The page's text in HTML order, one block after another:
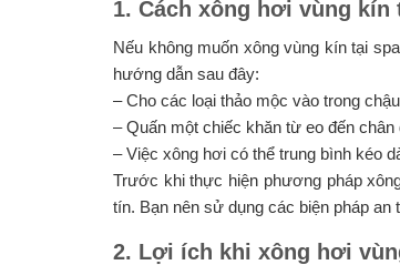
1. Cách xông hơi vùng kín
Nếu không muốn xông vùng kín tại
hướng dẫn sau đây:
– Cho các loại thảo mộc vào trong
– Quấn một chiếc khăn từ eo đến
– Việc xông hơi có thể trung bình kéo
Trước khi thực hiện phương pháp
tín. Bạn nên sử dụng các biện pháp
2. Lợi ích khi xông hơi